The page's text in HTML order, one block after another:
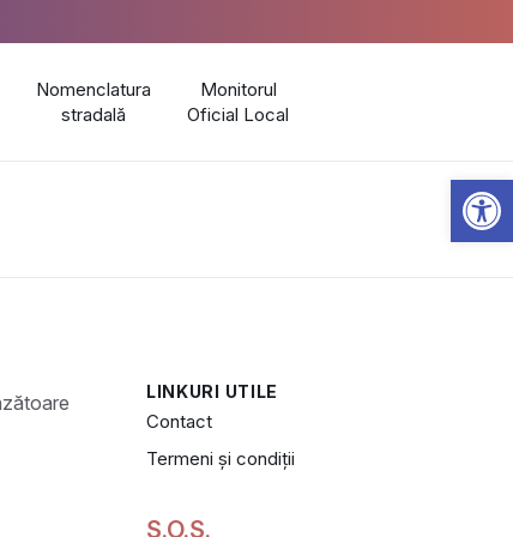
Nomenclatura
stradală
Monitorul
Oficial Local
LINKURI UTILE
Contact
Termeni și condiții
S.O.S.